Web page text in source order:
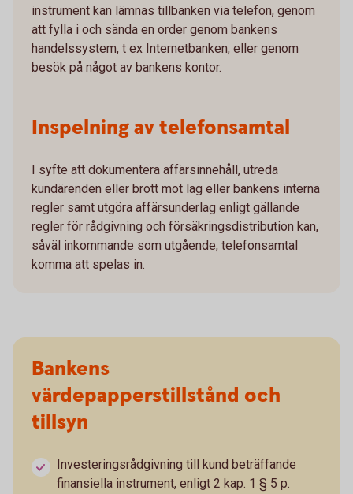
instrument kan lämnas tillbanken via telefon, genom
att fylla i och sända en order genom bankens
handelssystem, t ex Internetbanken, eller genom
besök på något av bankens kontor.
Inspelning av telefonsamtal
I syfte att dokumentera affärsinnehåll, utreda
kundärenden eller brott mot lag eller bankens interna
regler samt utgöra affärsunderlag enligt gällande
regler för rådgivning och försäkringsdistribution kan,
såväl inkommande som utgående, telefonsamtal
komma att spelas in.
Bankens
värdepapperstillstånd och
tillsyn
Investeringsrådgivning till kund beträffande
finansiella instrument, enligt 2 kap. 1 § 5 p.